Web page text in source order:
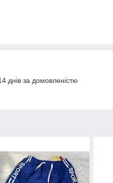
днів за домовленістю